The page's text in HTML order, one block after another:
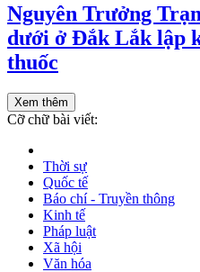
Nguyên Trưởng
dưới ở Đắk Lắk lập
thuốc
Xem thêm
Cỡ chữ bài viết:
Thời sự
Quốc tế
Báo chí - Truyền thông
Kinh tế
Pháp luật
Xã hội
Văn hóa